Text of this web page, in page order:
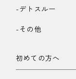
-デトスルー
-その他
初めての方へ